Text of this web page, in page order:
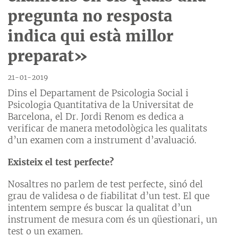
pregunta no resposta
indica qui està millor
preparat»
21-01-2019
Dins el Departament de Psicologia Social i
Psicologia Quantitativa de la Universitat de
Barcelona, el Dr. Jordi Renom es dedica a
verificar de manera metodològica les qualitats
d’un examen com a instrument d’avaluació.
Existeix el test perfecte?
Nosaltres no parlem de test perfecte, sinó del
grau de validesa o de fiabilitat d’un test. El que
intentem sempre és buscar la qualitat d’un
instrument de mesura com és un qüestionari, un
test o un examen.